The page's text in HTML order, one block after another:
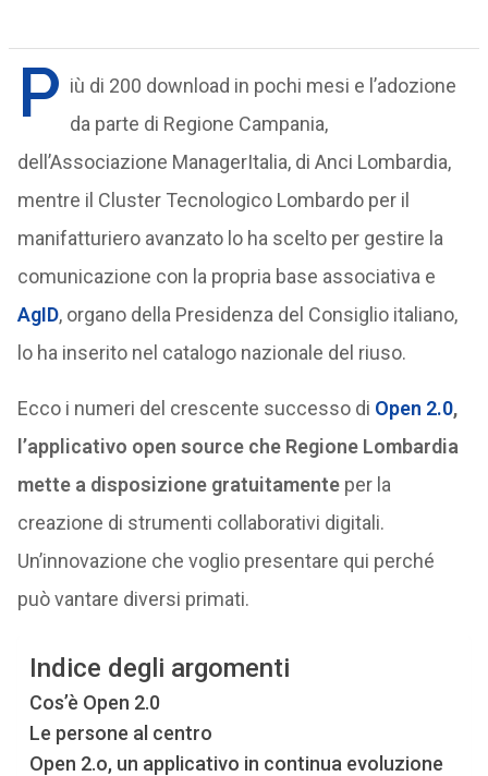
P iù di 200 download in pochi mesi e l’adozione
da parte di Regione Campania,
dell’Associazione ManagerItalia, di Anci Lombardia,
mentre il Cluster Tecnologico Lombardo per il
manifatturiero avanzato lo ha scelto per gestire la
comunicazione con la propria base associativa e
AgID, organo della Presidenza del Consiglio italiano,
lo ha inserito nel catalogo nazionale del riuso.
Ecco i numeri del crescente successo di Open 2.0,
l’applicativo open source che Regione Lombardia
mette a disposizione gratuitamente per la
creazione di strumenti collaborativi digitali.
Un’innovazione che voglio presentare qui perché
può vantare diversi primati.
Indice degli argomenti
Cos’è Open 2.0
Le persone al centro
Open 2.o, un applicativo in continua evoluzione